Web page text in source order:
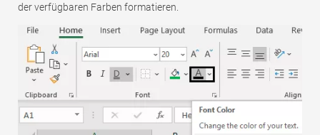
der verfügbaren Farben formatieren.